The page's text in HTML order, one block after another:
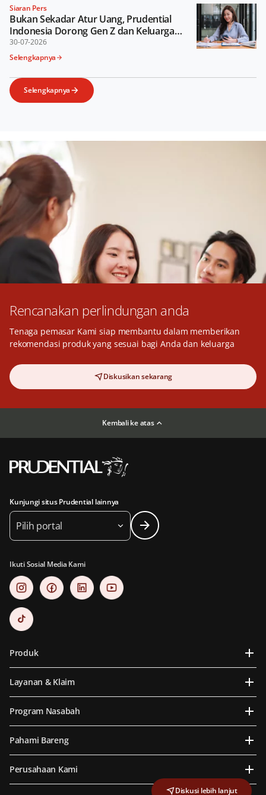
Siaran Pers
Bukan Sekadar Atur Uang, Prudential
Indonesia Dorong Gen Z dan Keluarga
Lebih Cermat Tentukan Prioritas Keuangan
30-07-2026
Selengkapnya
Selengkapnya
Rencanakan perlindungan anda
Tenaga pemasar Kami siap membantu dalam memberikan
rekomendasi produk yang sesuai bagi Anda dan keluarga
Diskusikan sekarang
Diskusi lebih lanjut
Kembali ke atas
Kunjungi situs Prudential lainnya
Pilih portal
Ikuti Sosial Media Kami
Produk
Layanan & Klaim
Program Nasabah
Pahami Bareng
Perusahaan Kami